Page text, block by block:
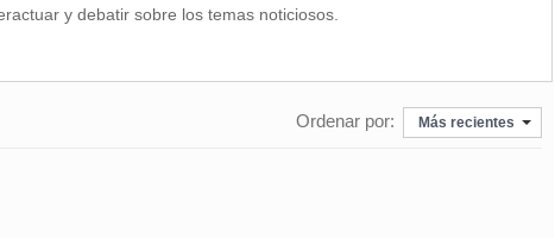
y debatir sobre los temas noticiosos.
Ordenar por: Más recientes